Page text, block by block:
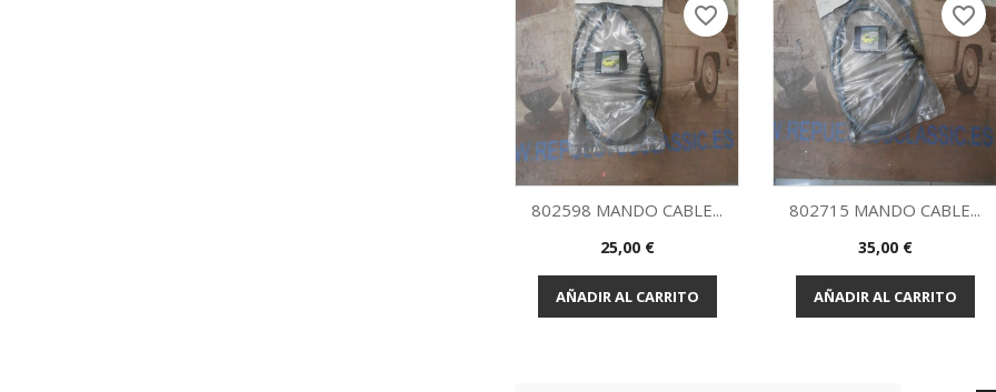
Vista rápida
802598 MANDO CABLE...
Precio
25,00 €
AÑADIR AL CARRITO
favorite_border
Vista rápida
802715 MANDO CABLE...
Precio
35,00 €
AÑADIR AL CARRITO
favorite_border